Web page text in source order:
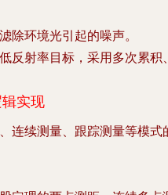
除环境光引起的噪声。
反射率目标，采用多次累积
实现
连续测量、跟踪测量等模式